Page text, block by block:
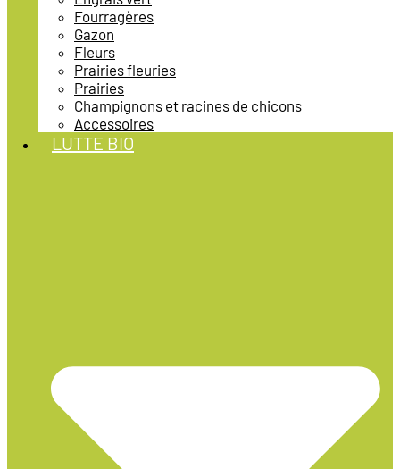
Fourragères
Gazon
Fleurs
Prairies fleuries
Prairies
Champignons et racines de chicons
Accessoires
LUTTE BIO